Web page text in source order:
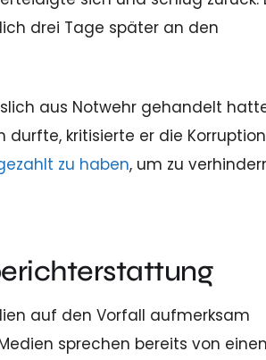
drei Tage später an den
aus Notwehr gehandelt
durfte, kritisierte er die
zu haben, um zu
auf den Vorfall aufmerksam
sprechen bereits von